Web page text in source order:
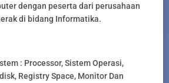
dengan peserta dari perusahaan
di bidang Informatika.
: Processor, Sistem Operasi,
Registry Space, Monitor Dan